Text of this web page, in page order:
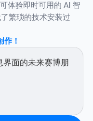
体验即时可用的 AI 智
繁琐的技术安装过
作！